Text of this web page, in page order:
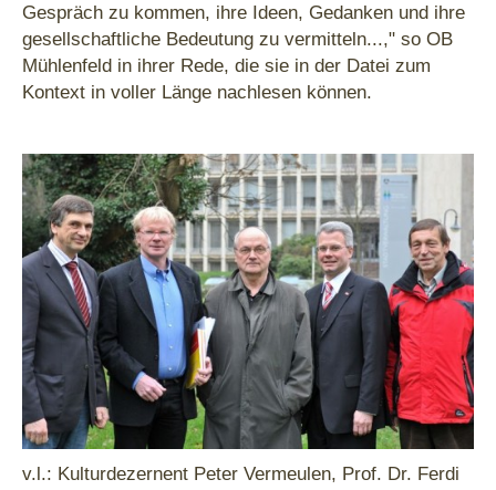
Gespräch zu kommen, ihre Ideen, Gedanken und ihre
gesellschaftliche Bedeutung zu vermitteln...," so OB
Mühlenfeld in ihrer Rede, die sie in der Datei zum
Kontext in voller Länge nachlesen können.
v.l.: Kulturdezernent Peter Vermeulen, Prof. Dr. Ferdi